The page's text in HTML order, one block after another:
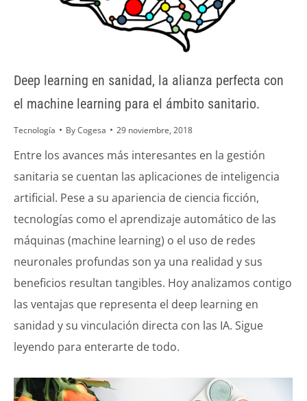
Deep learning en sanidad, la alianza perfecta con
el machine learning para el ámbito sanitario.
Tecnología ByCogesa 29 noviembre, 2018
Entre los avances más interesantes en la gestión
sanitaria se cuentan las aplicaciones de inteligencia
artificial. Pese a su apariencia de ciencia ficción,
tecnologías como el aprendizaje automático de las
máquinas (machine learning) o el uso de redes
neuronales profundas son ya una realidad y sus
beneficios resultan tangibles. Hoy analizamos contigo
las ventajas que representa el deep learning en
sanidad y su vinculación directa con las IA. Sigue
leyendo para enterarte de todo.